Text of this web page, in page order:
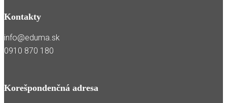
Kontakty
info@eduma.sk
0910 870 180
Korešpondenčná adresa